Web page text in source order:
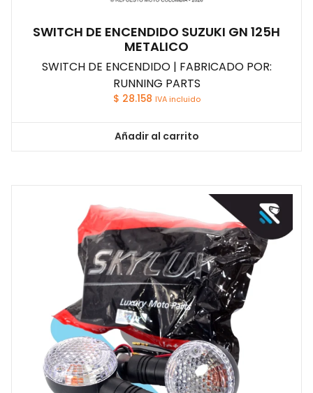
SWITCH DE ENCENDIDO SUZUKI GN 125H
METALICO
SWITCH DE ENCENDIDO | FABRICADO POR:
RUNNING PARTS
$ 28.158 IVA incluido
Añadir al carrito